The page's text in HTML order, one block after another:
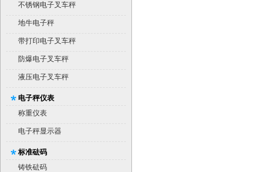
不锈钢电子叉车秤
地牛电子秤
带打印电子叉车秤
防爆电子叉车秤
液压电子叉车秤
电子秤仪表
称重仪表
电子秤显示器
标准砝码
铸铁砝码